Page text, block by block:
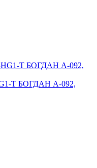
T БОГДАН А-092,